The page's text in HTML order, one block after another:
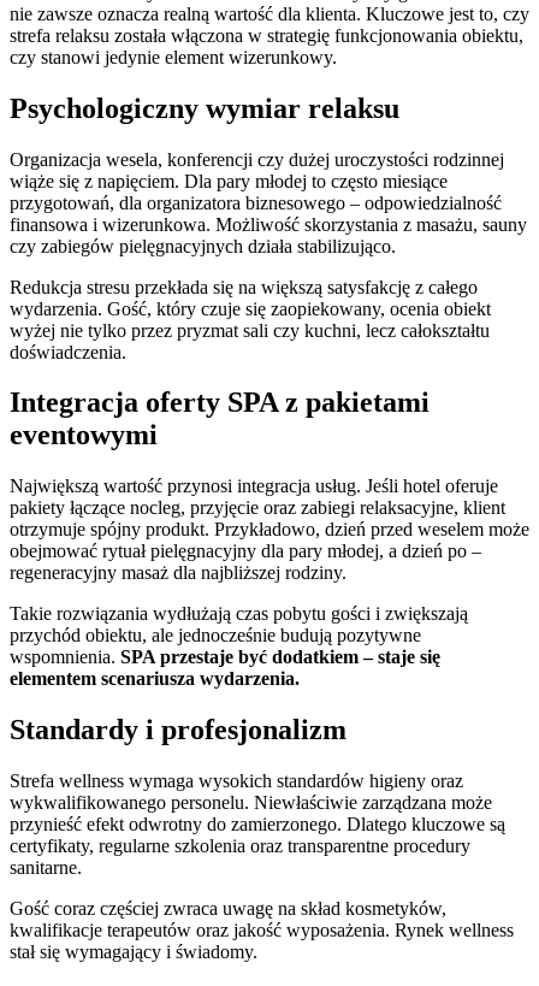
nie zawsze oznacza realną wartość dla klienta. Kluczowe jest to, czy
strefa relaksu została włączona w strategię funkcjonowania obiektu,
czy stanowi jedynie element wizerunkowy.
Psychologiczny wymiar relaksu
Organizacja wesela, konferencji czy dużej uroczystości rodzinnej
wiąże się z napięciem. Dla pary młodej to często miesiące
przygotowań, dla organizatora biznesowego – odpowiedzialność
finansowa i wizerunkowa. Możliwość skorzystania z masażu, sauny
czy zabiegów pielęgnacyjnych działa stabilizująco.
Redukcja stresu przekłada się na większą satysfakcję z całego
wydarzenia. Gość, który czuje się zaopiekowany, ocenia obiekt
wyżej nie tylko przez pryzmat sali czy kuchni, lecz całokształtu
doświadczenia.
Integracja oferty SPA z pakietami
eventowymi
Największą wartość przynosi integracja usług. Jeśli hotel oferuje
pakiety łączące nocleg, przyjęcie oraz zabiegi relaksacyjne, klient
otrzymuje spójny produkt. Przykładowo, dzień przed weselem może
obejmować rytuał pielęgnacyjny dla pary młodej, a dzień po –
regeneracyjny masaż dla najbliższej rodziny.
Takie rozwiązania wydłużają czas pobytu gości i zwiększają
przychód obiektu, ale jednocześnie budują pozytywne
wspomnienia. SPA przestaje być dodatkiem – staje się
elementem scenariusza wydarzenia.
Standardy i profesjonalizm
Strefa wellness wymaga wysokich standardów higieny oraz
wykwalifikowanego personelu. Niewłaściwie zarządzana może
przynieść efekt odwrotny do zamierzonego. Dlatego kluczowe są
certyfikaty, regularne szkolenia oraz transparentne procedury
sanitarne.
Gość coraz częściej zwraca uwagę na skład kosmetyków,
kwalifikacje terapeutów oraz jakość wyposażenia. Rynek wellness
stał się wymagający i świadomy.